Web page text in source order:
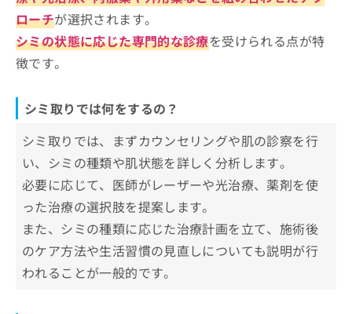
成城スカイファミリークリニック
経堂ファミリアクリニック
【シミ取りの基礎知識】これを知ってからシミ
取りの施術を検討しよう！
シミってなに？シミについての基礎知
識
1．シミとは
2．シミ発症のメカニズム
シミの5つの種類＆それぞれに適した施
術
ローチが選択されます。
シミの状態に応じた専門的な診療を受けられる点が特
徴です。
シミ取りでは何をするの？
シミ取りでは、まずカウンセリングや肌の診察を行
い、シミの種類や肌状態を詳しく分析します。
必要に応じて、医師がレーザーや光治療、薬剤を使
った治療の選択肢を提案します。
また、シミの種類に応じた治療計画を立て、施術後
のケア方法や生活習慣の見直しについても説明が行
われることが一般的です。
報
の
修
正
は
ら
そ
の
他
お
問
い
合
わ
申
し
込
み
ち